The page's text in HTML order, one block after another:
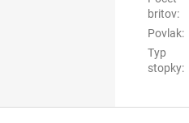
britov:
Povlak:
Typ
stopky: